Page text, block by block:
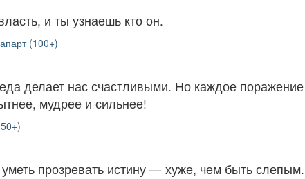
и ты узнаешь кто он.
(100+)
делает нас счастливыми. Но каждое поражение
мудрее и сильнее!
прозревать истину — хуже, чем быть слепым.